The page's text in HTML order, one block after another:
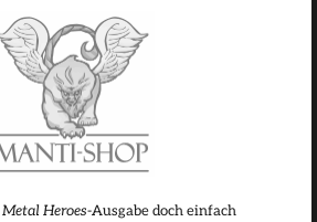
Metal Heroes-Ausgabe doch einfach